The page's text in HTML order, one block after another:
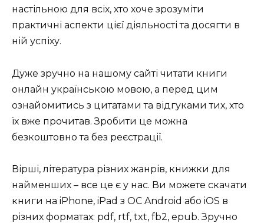
настільною для всіх, хто хоче зрозуміти
практичні аспекти цієї діяльності та досягти в
ній успіху.
Дуже зручно на нашому сайті читати книги
онлайн українською мовою, а перед цим
ознайомитись з цитатами та відгуками тих, хто
їх вже прочитав. Зробити це можна
безкоштовно та без реєстрації.
Вірші, література різних жанрів, книжки для
найменших – все це є у нас. Ви можете скачати
книги на iPhone, iPad з ОС Android або iOS в
різних форматах: pdf, rtf, txt, fb2, epub. Зручно